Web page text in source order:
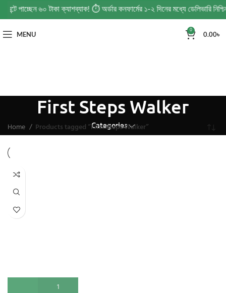
পাচ্ছেন ৬০ টাকা ক্যাশব্যাক! ⏱️ অর্ডার কনফার্মের ১-২ দিনের মধ্যে
MENU 0 0.00৳
First Steps Walker
Categories
Home Products tagged “First Steps Walker”